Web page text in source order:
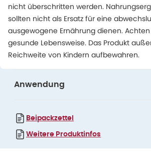
nicht überschritten werden.
sollten nicht als Ersatz für eine
ausgewogene Ernährung dienen.
gesunde Lebensweise. Das Produkt
Reichweite von Kindern aufbewahren.
Anwendung
Beipackzettel
Weitere Produktinfos